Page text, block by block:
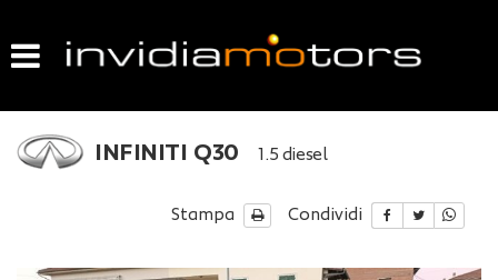
ACQUISTIAMO USATO
VENDIAMO IL TUO USATO
INFINITI Q30 1.5 diesel
Stampa Condividi